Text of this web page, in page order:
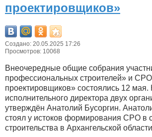
проектировщиков»
Создано: 20.05.2025 17:26
Просмотров: 10068
Внеочередные общие собрания
профессиональных строителей» и
проектировщиков» состоялись 12
исполнительного директора двух
утверждён Анатолий Бусоргин.
стоял у истоков формирования СРО в
строительства в Архангельской